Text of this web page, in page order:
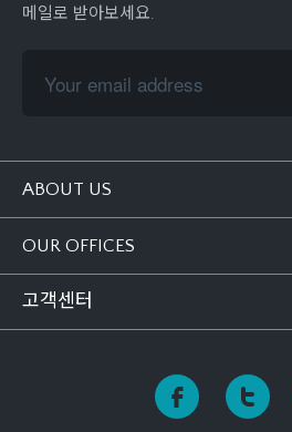
메일로 받아보세요.
ABOUT US
OUR OFFICES
고객센터